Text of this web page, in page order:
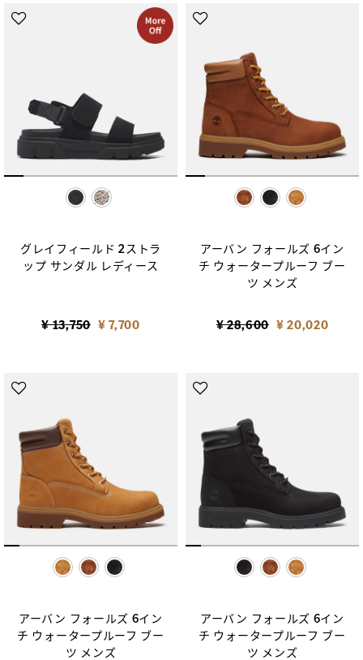
selected
グレイフィールド 2ストラ
ップ サンダル レディース
Price reduced from
¥ 13,750to¥ 7,700
selected
アーバン フォールズ 6イン
チ ウォータープルーフ ブー
ツ メンズ
Price reduced from
¥ 28,600to¥ 20,020
selected
アーバン フォールズ 6イン
チ ウォータープルーフ ブー
ツ メンズ
selected
アーバン フォールズ 6イン
チ ウォータープルーフ ブー
ツ メンズ